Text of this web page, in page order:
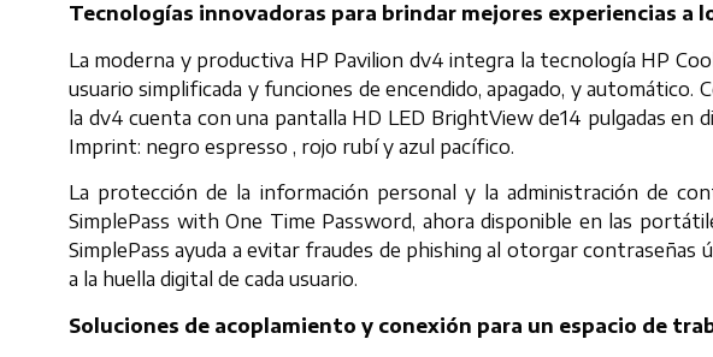
Tecnologías innovadoras para brindar mejores experiencias a
La moderna y productiva HP Pavilion dv4 integra la tecnología HP
usuario simplificada y funciones de encendido, apagado, y automático.
la dv4 cuenta con una pantalla HD LED BrightView de14 pulgadas en
Imprint: negro espresso , rojo rubí y azul pacífico.
La protección de la información personal y la administración de
SimplePass with One Time Password, ahora disponible en las
SimplePass ayuda a evitar fraudes de phishing al otorgar contraseñas
a la huella digital de cada usuario.
Soluciones de acoplamiento y conexión para un espacio de